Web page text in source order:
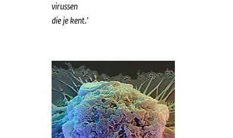
virussen
die je kent.'